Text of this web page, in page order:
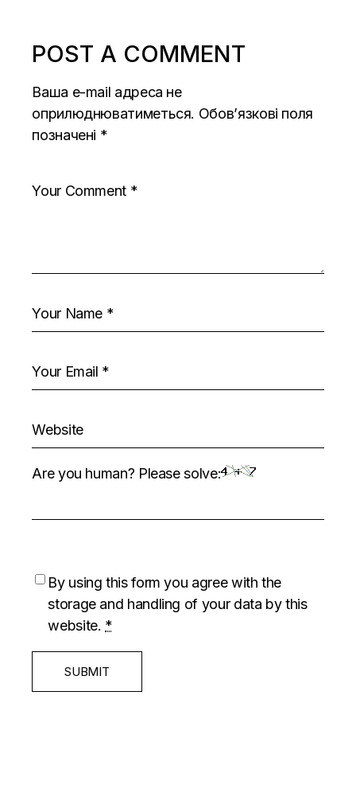
POST A COMMENT
Ваша e-mail адреса не
оприлюднюватиметься. Обов’язкові поля
позначені *
Are you human? Please solve:
By using this form you agree with the
storage and handling of your data by this
website. *
SUBMIT